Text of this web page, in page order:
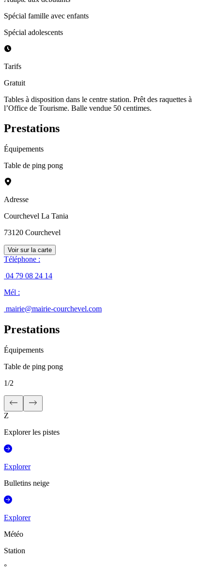
Spécial famille avec enfants
Spécial adolescents
Tarifs
Gratuit
Tables à disposition dans le centre station. Prêt des raquettes à
l’Office de Tourisme. Balle vendue 50 centimes.
Prestations
Équipements
Table de ping pong
Adresse
Courchevel La Tania
73120 Courchevel
Voir sur la carte
Téléphone :
04 79 08 24 14
Mél :
mairie@mairie-courchevel.com
Prestations
Équipements
Table de ping pong
1/2
Z
Explorer les pistes
Explorer
Bulletins neige
Explorer
Météo
Station
°